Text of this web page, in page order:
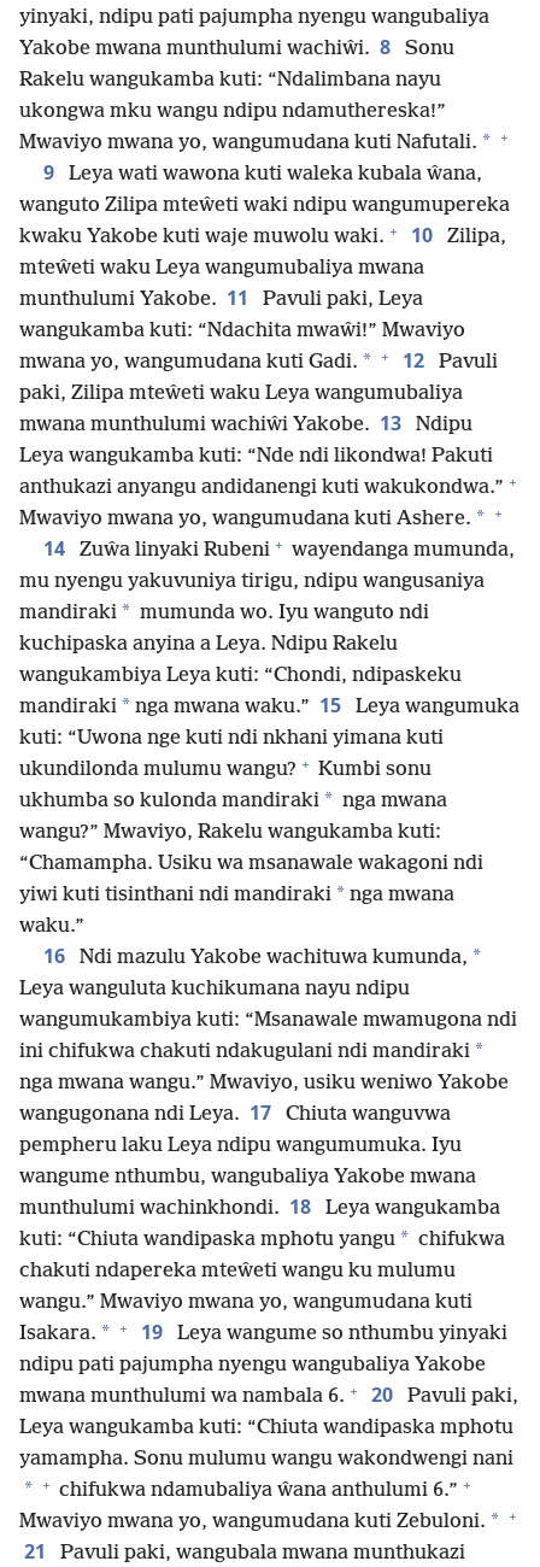
yinyaki, ndipu pati pajumpha nyengu wangubaliya
Yakobe mwana munthulumi wachiŵi. 8
Sonu
Rakelu wangukamba kuti: “Ndalimbana nayu
ukongwa mku wangu ndipu ndamuthereska!”
Mwaviyo mwana yo, wangumudana kuti Nafutali. * +
9
Leya wati wawona kuti waleka kubala ŵana,
wanguto Zilipa mteŵeti waki ndipu wangumupereka
kwaku Yakobe kuti waje muwolu waki. + 10
Zilipa,
mteŵeti waku Leya wangumubaliya mwana
munthulumi Yakobe. 11
Pavuli paki, Leya
wangukamba kuti: “Ndachita mwaŵi!” Mwaviyo
mwana yo, wangumudana kuti Gadi. * + 12
Pavuli
paki, Zilipa mteŵeti waku Leya wangumubaliya
mwana munthulumi wachiŵi Yakobe. 13
Ndipu
Leya wangukamba kuti: “Nde ndi likondwa! Pakuti
anthukazi anyangu andidanengi kuti wakukondwa.” +
Mwaviyo mwana yo, wangumudana kuti Ashere. * +
14 Zuŵa linyaki Rubeni + wayendanga mumunda,
mu nyengu yakuvuniya tirigu, ndipu wangusaniya
mandiraki * mumunda wo. Iyu wanguto ndi
kuchipaska anyina a Leya. Ndipu Rakelu
wangukambiya Leya kuti: “Chondi, ndipaskeku
mandiraki * nga mwana waku.” 15
Leya wangumuka
kuti: “Uwona nge kuti ndi nkhani yimana kuti
ukundilonda mulumu wangu? + Kumbi sonu
ukhumba so kulonda mandiraki * nga mwana
wangu?” Mwaviyo, Rakelu wangukamba kuti:
“Chamampha. Usiku wa msanawale wakagoni ndi
yiwi kuti tisinthani ndi mandiraki * nga mwana
waku.”
16 Ndi mazulu Yakobe wachituwa kumunda, *
Leya wanguluta kuchikumana nayu ndipu
wangumukambiya kuti: “Msanawale mwamugona ndi
ini chifukwa chakuti ndakugulani ndi mandiraki *
nga mwana wangu.” Mwaviyo, usiku weniwo Yakobe
wangugonana ndi Leya. 17
Chiuta wanguvwa
pempheru laku Leya ndipu wangumumuka. Iyu
wangume nthumbu, wangubaliya Yakobe mwana
munthulumi wachinkhondi. 18
Leya wangukamba
kuti: “Chiuta wandipaska mphotu yangu * chifukwa
chakuti ndapereka mteŵeti wangu ku mulumu
wangu.” Mwaviyo mwana yo, wangumudana kuti
Isakara. * + 19
Leya wangume so nthumbu yinyaki
ndipu pati pajumpha nyengu wangubaliya Yakobe
mwana munthulumi wa nambala 6. + 20
Pavuli paki,
Leya wangukamba kuti: “Chiuta wandipaska mphotu
yamampha. Sonu mulumu wangu wakondwengi nani
* + chifukwa ndamubaliya ŵana anthulumi 6.” +
Mwaviyo mwana yo, wangumudana kuti Zebuloni. * +
21
Pavuli paki, wangubala mwana munthukazi